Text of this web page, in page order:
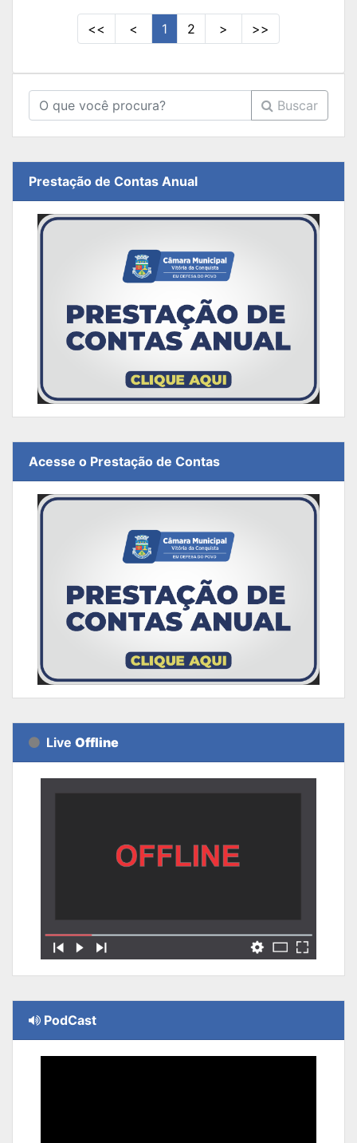
<< < 1 2 > >>
Buscar
Prestação de Contas Anual
Acesse o Prestação de Contas
Live Offline
PodCast